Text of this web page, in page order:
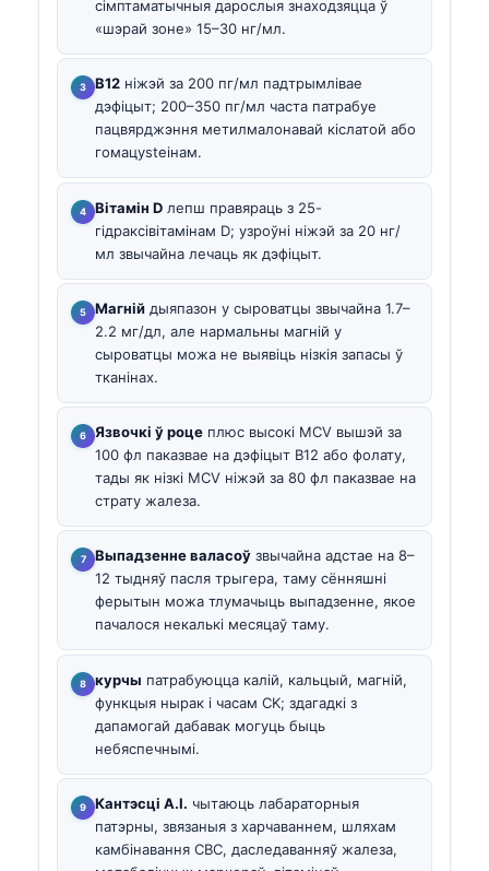
сімптаматычныя дарослыя знаходзяцца ў
«шэрай зоне» 15–30 нг/мл.
В12 ніжэй за 200 пг/мл падтрымлівае
дэфіцыт; 200–350 пг/мл часта патрабуе
пацвярджэння метилмалонавай кіслатой або
гомацysteінам.
Вітамін D лепш правяраць з 25-
гідраксівітамінам D; узроўні ніжэй за 20 нг/
мл звычайна лечаць як дэфіцыт.
Магній дыяпазон у сыроватцы звычайна 1.7–
2.2 мг/дл, але нармальны магній у
сыроватцы можа не выявіць нізкія запасы ў
тканінах.
Язвочкі ў роце плюс высокі MCV вышэй за
100 фл паказвае на дэфіцыт B12 або фолату,
тады як нізкі MCV ніжэй за 80 фл паказвае на
страту жалеза.
Выпадзенне валасоў звычайна адстае на 8–
12 тыдняў пасля трыгера, таму сённяшні
ферытын можа тлумачыць выпадзенне, якое
пачалося некалькі месяцаў таму.
курчы патрабуюцца калій, кальцый, магній,
функцыя нырак і часам CK; здагадкі з
дапамогай дабавак могуць быць
небяспечнымі.
Кантэсці А.І. чытаюць лабараторныя
патэрны, звязаныя з харчаваннем, шляхам
камбінавання CBC, даследаванняў жалеза,